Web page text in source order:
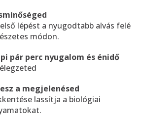
lépést a nyugodtabb alvás felé
módon.
pár perc nyugalom és énidő
a megjelenésed
lassítja a biológiai